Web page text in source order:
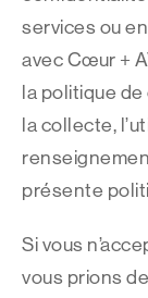
services ou
avec Cœur +
la politique
la collecte,
présente
Si vous
vous prions